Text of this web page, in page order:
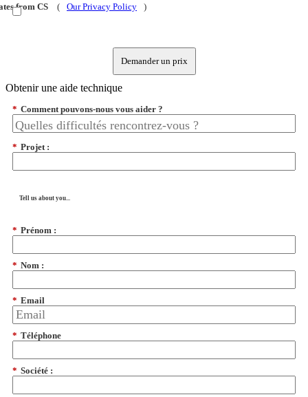
from CS ( Our Privacy Policy )
Demander un prix
Obtenir une aide technique
* Comment pouvons-nous vous aider ?
* Projet :
Tell us about you...
* Prénom :
* Nom :
* Email
* Téléphone
* Société :